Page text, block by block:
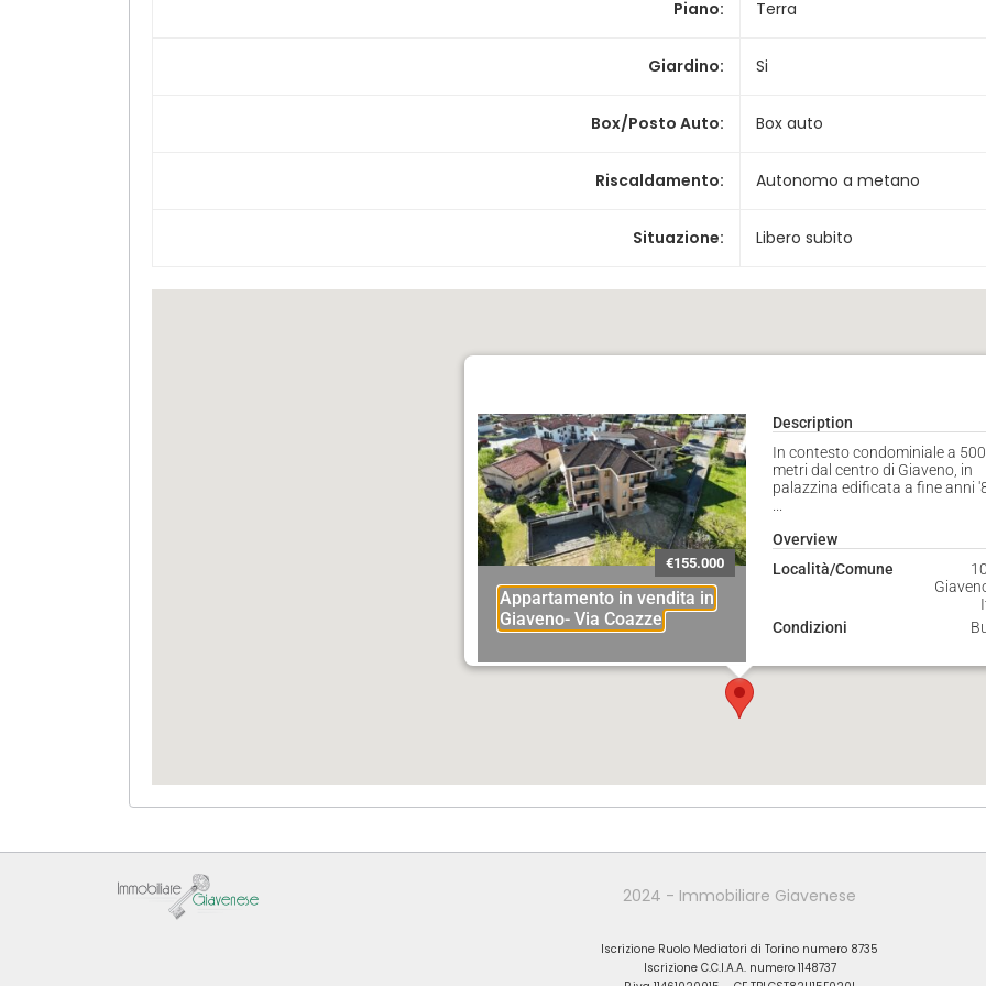
Piano: Terra
Giardino: Si
Box/Posto Auto: Box auto
Riscaldamento: Autonomo a metano
Situazione: Libero subito
€155.000
Appartamento in vendita in
Giaveno- Via Coazze
Description
In contesto condominiale a 500
metri dal centro di Giaveno, in
palazzina edificata a fine anni
Overview
Località/Comune
Condizioni
2024 - Immobiliare Giavenese
Iscrizione Ruolo Mediatori di Torino numero 8735
Iscrizione C.C.I.A.A. numero 1148737